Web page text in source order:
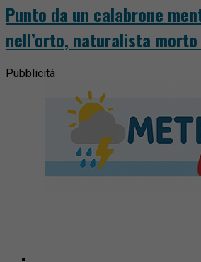
Punto da un calabrone
nell’orto, naturalista morto
Pubblicità